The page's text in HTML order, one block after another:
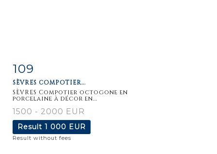
Item detail
109
SÈVRES COMPOTIER...
SÈVRES Compotier octogone en
porcelaine à décor en...
1500 - 2000 EUR
Result 1 000 EUR
Result without fees